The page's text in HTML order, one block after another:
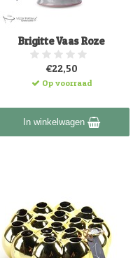
Brigitte Vaas Roze
€22,50
Op voorraad
In winkelwagen